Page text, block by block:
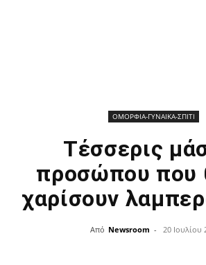
ΟΜΟΡΦΙΑ-ΓΥΝΑΙΚΑ-ΣΠΙΤΙ
Τέσσερις
προσώπου που
χαρίσουν
Από Newsroom - 20 Ιουλίου